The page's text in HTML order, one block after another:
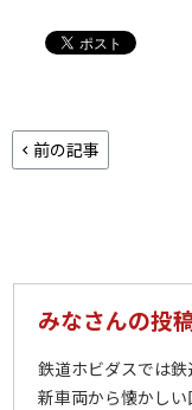
前の記事
みなさんの投
鉄道ホビダスでは
新車両から懐かし